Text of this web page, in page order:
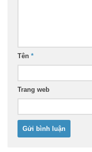
Tên *
Trang web